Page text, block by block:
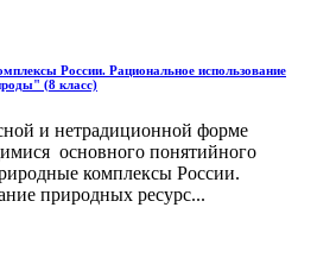
России. Рациональное использование
(8 класс)
и нетрадиционной форме
основного понятийного
комплексы России.
природных ресурс...